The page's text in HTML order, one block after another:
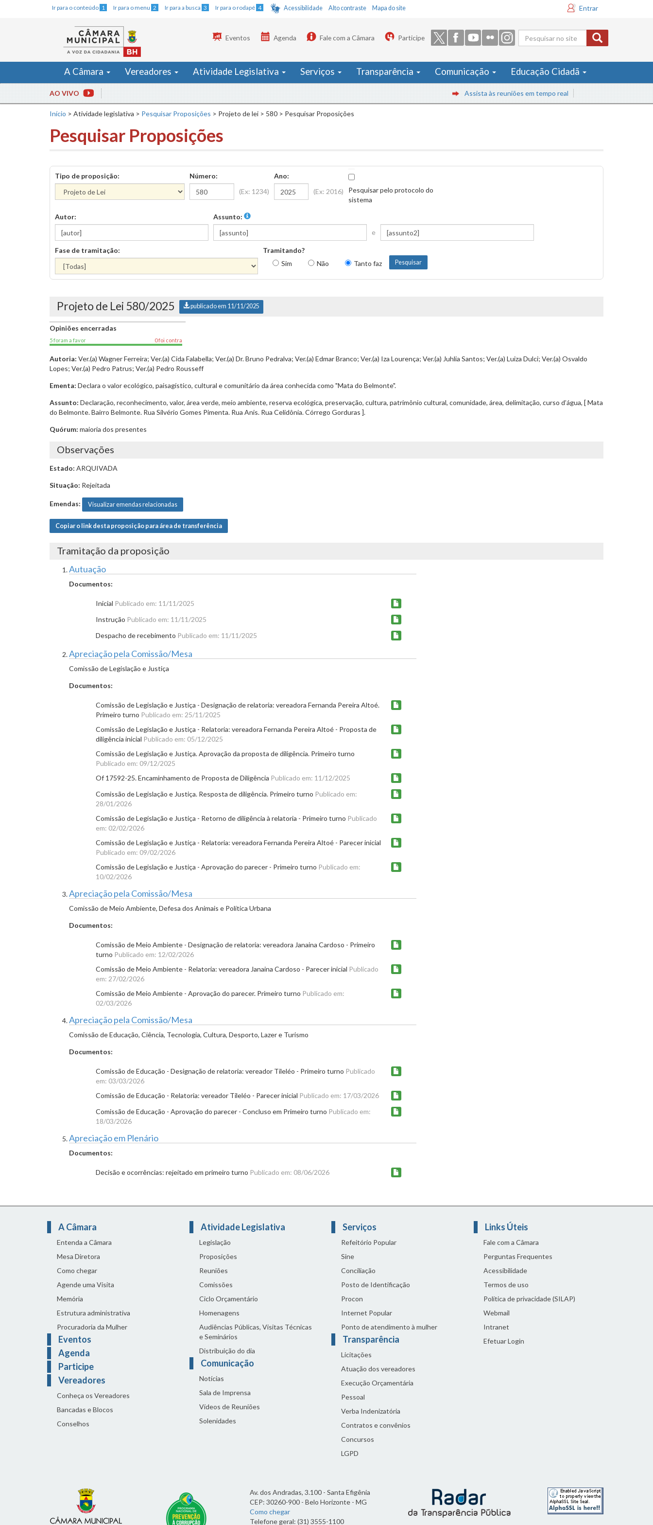
Ir para o conteúdo 1 Ir para o menu 2 Ir para a busca 3 Ir para o rodapé 4 Acessibilidade Alto contraste Mapa do site Entrar
Formulário
de busca
Eventos Agenda Fale com a Câmara Participe
A Câmara Vereadores Atividade Legislativa Serviços Transparência Comunicação Educação Cidadã
AO VIVO Assista às reuniões em tempo real
Início > Atividade legislativa > Pesquisar Proposições > Projeto de lei > 580 > Pesquisar Proposições
Pesquisar Proposições
Tipo de proposição:
Número:
(Ex: 1234)
Ano:
(Ex: 2016)
Pesquisar pelo protocolo do
sistema
Autor:
Assunto:
e
Fase de tramitação:
Tramitando?
Sim
Não Tanto faz
Projeto de Lei 580/2025 publicado em 11/11/2025
Opiniões encerradas
5 foram a favor 0 foi contra
Autoria: Ver.(a) Wagner Ferreira; Ver.(a) Cida Falabella; Ver.(a) Dr. Bruno Pedralva; Ver.(a) Edmar Branco; Ver.(a) Iza Lourença; Ver.(a) Juhlia Santos; Ver.(a) Luiza Dulci; Ver.(a) Osvaldo
Lopes; Ver.(a) Pedro Patrus; Ver.(a) Pedro Rousseff
Ementa: Declara o valor ecológico, paisagístico, cultural e comunitário da área conhecida como "Mata do Belmonte".
Assunto: Declaração, reconhecimento, valor, área verde, meio ambiente, reserva ecológica, preservação, cultura, patrimônio cultural, comunidade, área, delimitação, curso d’água, [ Mata
do Belmonte. Bairro Belmonte. Rua Silvério Gomes Pimenta. Rua Anis. Rua Celidônia. Córrego Gorduras ].
Quórum: maioria dos presentes
Observações
Estado: ARQUIVADA
Situação: Rejeitada
Emendas: Visualizar emendas relacionadas
Copiar o link desta proposição para área de transferência
Tramitação da proposição
Autuação
Documentos:
Inicial Publicado em: 11/11/2025
Instrução Publicado em: 11/11/2025
Despacho de recebimento Publicado em: 11/11/2025
Apreciação pela Comissão/Mesa
Comissão de Legislação e Justiça
Documentos:
Comissão de Legislação e Justiça - Designação de relatoria: vereadora Fernanda Pereira Altoé.
Primeiro turno Publicado em: 25/11/2025
Comissão de Legislação e Justiça - Relatoria: vereadora Fernanda Pereira Altoé - Proposta de
diligência inicial Publicado em: 05/12/2025
Comissão de Legislação e Justiça. Aprovação da proposta de diligência. Primeiro turno
Publicado em: 09/12/2025
Of 17592-25. Encaminhamento de Proposta de Diligência Publicado em: 11/12/2025
Comissão de Legislação e Justiça. Resposta de diligência. Primeiro turno Publicado em:
28/01/2026
Comissão de Legislação e Justiça - Retorno de diligência à relatoria - Primeiro turno Publicado
em: 02/02/2026
Comissão de Legislação e Justiça - Relatoria: vereadora Fernanda Pereira Altoé - Parecer inicial
Publicado em: 09/02/2026
Comissão de Legislação e Justiça - Aprovação do parecer - Primeiro turno Publicado em:
10/02/2026
Apreciação pela Comissão/Mesa
Comissão de Meio Ambiente, Defesa dos Animais e Política Urbana
Documentos:
Comissão de Meio Ambiente - Designação de relatoria: vereadora Janaina Cardoso - Primeiro
turno Publicado em: 12/02/2026
Comissão de Meio Ambiente - Relatoria: vereadora Janaina Cardoso - Parecer inicial Publicado
em: 27/02/2026
Comissão de Meio Ambiente - Aprovação do parecer. Primeiro turno Publicado em:
02/03/2026
Apreciação pela Comissão/Mesa
Comissão de Educação, Ciência, Tecnologia, Cultura, Desporto, Lazer e Turismo
Documentos:
Comissão de Educação - Designação de relatoria: vereador Tileléo - Primeiro turno Publicado
em: 03/03/2026
Comissão de Educação - Relatoria: vereador Tileléo - Parecer inicial Publicado em: 17/03/2026
Comissão de Educação - Aprovação do parecer - Concluso em Primeiro turno Publicado em:
18/03/2026
Apreciação em Plenário
Documentos:
Decisão e ocorrências: rejeitado em primeiro turno Publicado em: 08/06/2026
A Câmara
Entenda a Câmara
Mesa Diretora
Como chegar
Agende uma Visita
Memória
Estrutura administrativa
Procuradoria da Mulher
Eventos
Agenda
Participe
Vereadores
Conheça os Vereadores
Bancadas e Blocos
Conselhos
Atividade Legislativa
Legislação
Proposições
Reuniões
Comissões
Ciclo Orçamentário
Homenagens
Audiências Públicas, Visitas Técnicas
e Seminários
Distribuição do dia
Comunicação
Notícias
Sala de Imprensa
Vídeos de Reuniões
Solenidades
Serviços
Refeitório Popular
Sine
Conciliação
Posto de Identificação
Procon
Internet Popular
Ponto de atendimento à mulher
Transparência
Licitações
Atuação dos vereadores
Execução Orçamentária
Pessoal
Verba Indenizatória
Contratos e convênios
Concursos
LGPD
Links Úteis
Fale com a Câmara
Perguntas Frequentes
Acessibilidade
Termos de uso
Política de privacidade (SILAP)
Webmail
Intranet
Efetuar Login
Av. dos Andradas, 3.100 - Santa Efigênia
CEP: 30260-900 - Belo Horizonte - MG
Como chegar
Telefone geral: (31) 3555-1100